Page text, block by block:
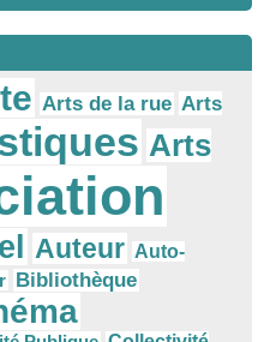
Arts de la rue Arts
Arts
Auteur Auto-
Bibliothèque